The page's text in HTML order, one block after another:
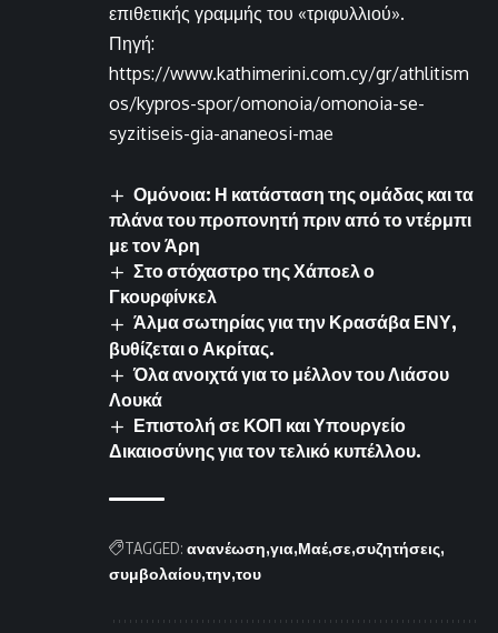
επιθετικής γραμμής του «τριφυλλιού».
Πηγή:
https://www.kathimerini.com.cy/gr/athlitism
os/kypros-spor/omonoia/omonoia-se-
syzitiseis-gia-ananeosi-mae
Ομόνοια: Η κατάσταση της ομάδας και τα
πλάνα του προπονητή πριν από το ντέρμπι
με τον Άρη
Στο στόχαστρο της Χάποελ ο
Γκουρφίνκελ
Άλμα σωτηρίας για την Κρασάβα ΕΝΥ,
βυθίζεται ο Ακρίτας.
Όλα ανοιχτά για το μέλλον του Λιάσου
Λουκά
Επιστολή σε ΚΟΠ και Υπουργείο
Δικαιοσύνης για τον τελικό κυπέλλου.
TAGGED: ανανέωση για Μαέ σε συζητήσεις
συμβολαίου την του